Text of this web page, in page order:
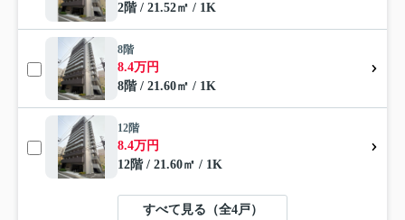
2階 / 21.52㎡ / 1K
8階
8.4万円
8階 / 21.60㎡ / 1K
12階
8.4万円
12階 / 21.60㎡ / 1K
すべて見る（全4戸）